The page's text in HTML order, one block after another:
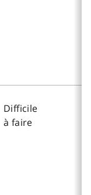
Difficile
à faire